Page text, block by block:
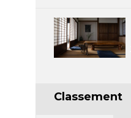
Classement